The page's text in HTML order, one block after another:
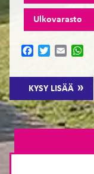
Ulkovarasto
KYSY LISÄÄ
FacebookTwitterEmail